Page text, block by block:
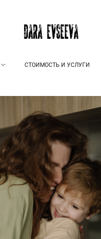
СТОИМОСТЬ И УСЛУГИ